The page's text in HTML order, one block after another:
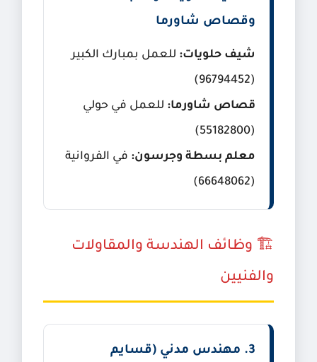
وقصاص شاورما
شيف حلويات: للعمل بمبارك الكبير
(96794452)
قصاص شاورما: للعمل في حولي
(55182800)
معلم بسطة وجرسون: في الفروانية
(66648062)
🏗️ وظائف الهندسة والمقاولات
والفنيين
3. مهندس مدني (قسايم